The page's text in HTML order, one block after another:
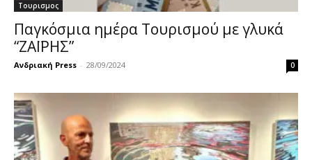
Τουρισμος
Παγκόσμια ημέρα Τουρισμού με γλυκά
“ΖΑΪΡΗΣ”
Ανδριακή Press - 28/09/2024 0